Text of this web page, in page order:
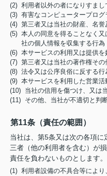
(2) 利用者以外の者になりすま
(3) 有害なコンピュータープロ
(4) 第三者又は当社の財産、名
(5) 本人の同意を得ることなく又
社の個人情報を収集する行為
(6) 本サービスの利用又は提供を
(7) 第三者又は当社の著作権そ
(8) 法令又は公序良俗に反する行
(9) 本サービスを利用した営業
(10) 当社の信用を傷つけ、又は
(11) その他、当社が不適切と判
第11条（責任の範囲）
当社は、第5条又は次の各項
三者（他の利用者を含む）が
責任を負わないものとします。
(1) 利用者設備の不具合等によ